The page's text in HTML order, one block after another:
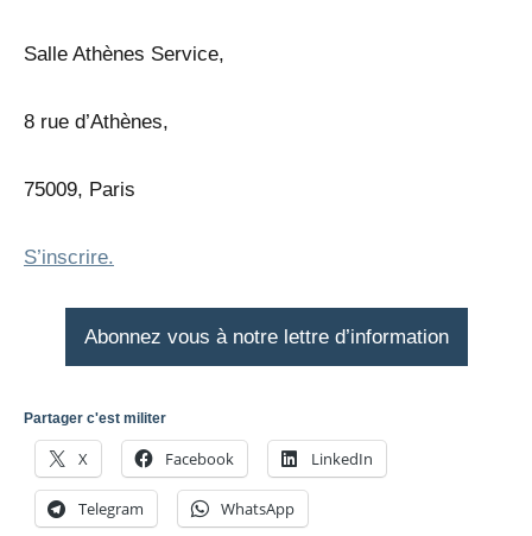
Salle Athènes Service,
8 rue d’Athènes,
75009, Paris
S’inscrire.
Abonnez vous à notre lettre d’information
Partager c'est militer
X Facebook LinkedIn
Telegram WhatsApp